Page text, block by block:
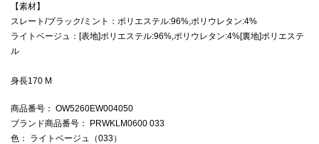
【素材】
スレート/ブラック/ミント：ポリエステル:96%,ポリウレタン:4%
ライトベージュ：[表地]ポリエステル:96%,ポリウレタン:4%[裏地]ポリエステ
ル
身長170 M
商品番号 ： OW5260EW004050
ブランド商品番号 ： PRWKLM0600 033
色 ： ライトベージュ（033）